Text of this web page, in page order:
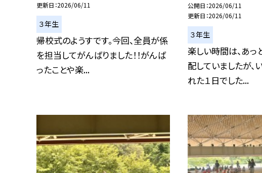
更新日 2026/06/11
３年生
帰校式のようすです。今回、全員が係
を担当してがんばりました！！がんば
ったことや楽...
公開日 2026/06/11
更新日 2026/06/11
３年生
楽しい時間は、あっ
配していましたが、
れた１日でした...